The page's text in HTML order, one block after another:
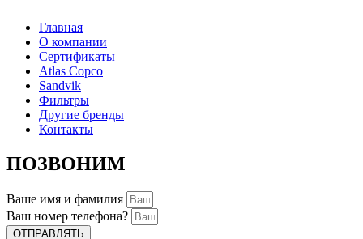
Главная
О компании
Сертификаты
Atlas Copco
Sandvik
Фильтры
Другие бренды
Контакты
ПОЗВОНИМ
Ваше имя и фамилия
Ваш номер телефона?
ОТПРАВЛЯТЬ